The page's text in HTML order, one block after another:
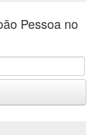
Pessoa no